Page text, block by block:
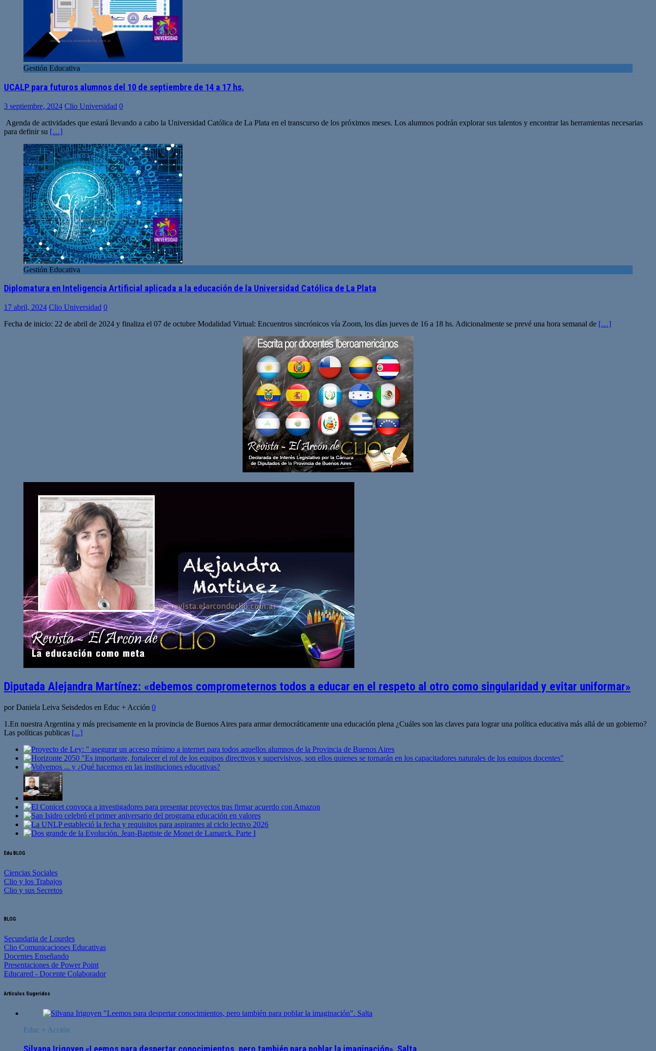
Gestión Educativa
UCALP para futuros alumnos del 10 de septiembre de 14 a 17 hs.
3 septiembre, 2024 Clio Universidad 0
Agenda de actividades que estará llevando a cabo la Universidad Católica de La Plata en el transcurso de los próximos meses. Los alumnos podrán explorar sus talentos y encontrar las herramientas necesarias
para definir su […]
Gestión Educativa
Diplomatura en Inteligencia Artificial aplicada a la educación de la Universidad Católica de La Plata
17 abril, 2024 Clio Universidad 0
Fecha de inicio: 22 de abril de 2024 y finaliza el 07 de octubre Modalidad Virtual: Encuentros sincrónicos vía Zoom, los días jueves de 16 a 18 hs. Adicionalmente se prevé una hora semanal de […]
Diputada Alejandra Martínez: «debemos comprometernos todos a educar en el respeto al otro como singularidad y evitar uniformar»
por Daniela Leiva Seisdedos en Educ + Acción 0
1.En nuestra Argentina y más precisamente en la provincia de Buenos Aires para armar democráticamente una educación plena ¿Cuáles son las claves para lograr una política educativa más allá de un gobierno?
Las políticas publicas [...]
Edu BLOG
Ciencias Sociales
Clio y los Trabajos
Clio y sus Secretos
BLOG
Secundaria de Lourdes
Clio Comunicaciones Educativas
Docentes Enseñando
Presentaciones de Power Point
Educared - Docente Colaborador
Artículos Sugeridos
Educ + Acción
Silvana Irigoyen «Leemos para despertar conocimientos, pero también para poblar la imaginación». Salta